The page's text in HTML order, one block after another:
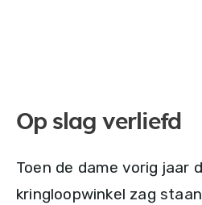
Op slag verliefd
Toen de dame vorig jaar
kringloopwinkel zag